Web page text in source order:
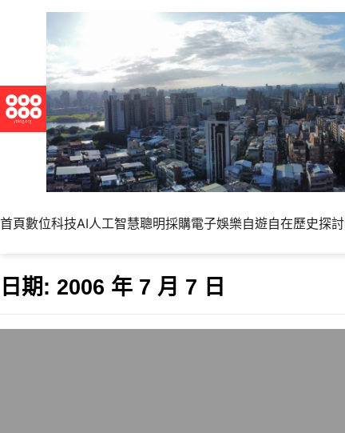
首頁數位科技AI人工智慧聰明採購電子娛樂自遊自在歷史探討
日期: 2006 年 7 月 7 日